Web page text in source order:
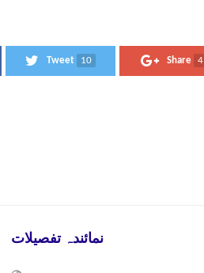
Tweet 10 Share 4
نمائندہ تفصیلات